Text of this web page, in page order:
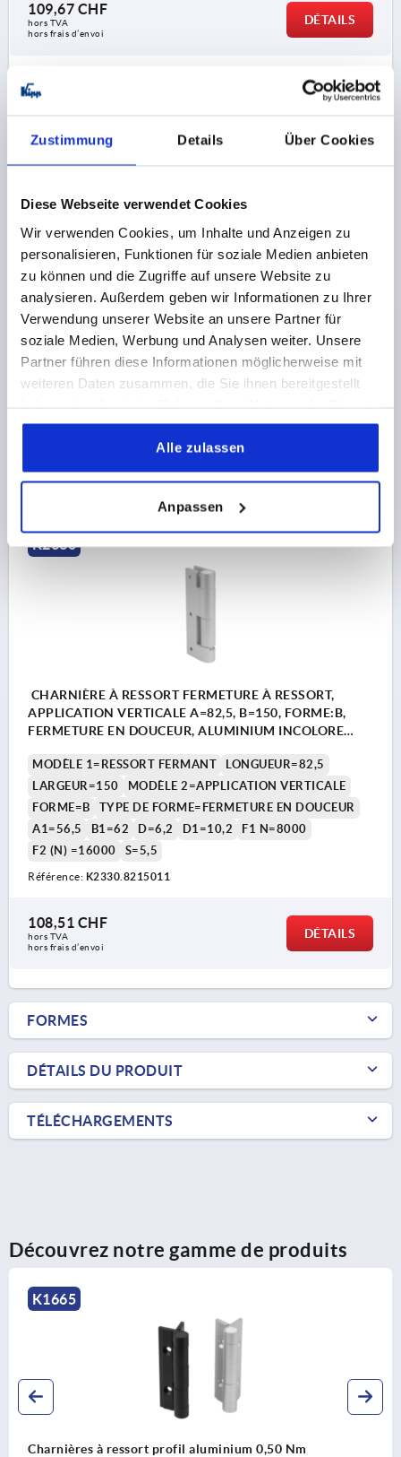
Zustimmung Details Über Cookies
Diese Webseite verwendet Cookies
Wir verwenden Cookies, um Inhalte und Anzeigen zu
personalisieren, Funktionen für soziale Medien anbieten
zu können und die Zugriffe auf unsere Website zu
analysieren. Außerdem geben wir Informationen zu Ihrer
Verwendung unserer Website an unsere Partner für
soziale Medien, Werbung und Analysen weiter. Unsere
Partner führen diese Informationen möglicherweise mit
weiteren Daten zusammen, die Sie ihnen bereitgestellt
gesammelt haben.
Alle zulassen
Anpassen
109,67 CHF
hors TVA
hors frais d’envoi
DÉTAILS
K2330
CHARNIÈRE À RESSORT FERMETURE À RESSORT,
APPLICATION HORIZONTALE A=82,5, B=150, FORME:B,
FERMETURE EN DOUCEUR, ALUMINIUM INCOLORE
ANODISÉ
MODÈLE 1=RESSORT FERMANT
LARGEUR=150
TYPE DE FORME=FERMETURE EN DOUCEUR
F1 N=8000
hors TVA
DÉTAILS
K2330
CHARNIÈRE À RESSORT FERMETURE À RESSORT,
APPLICATION VERTICALE A=82,5, B=150, FORME:B,
FERMETURE EN DOUCEUR, ALUMINIUM INCOLORE
MODÈLE 1=RESSORT FERMANT
LONGUEUR=82,5
LARGEUR=150
MODÈLE 2=APPLICATION VERTICALE
FORME=B
TYPE DE FORME=FERMETURE EN DOUCEUR
A1=56,5
B1=62 D=6,2 D1=10,2
F1 N=8000
F2 (N) =16000
S=5,5
Référence: K2330.8215011
108,51 CHF
hors TVA
hors frais d’envoi
DÉTAILS
FORMES
DÉTAILS DU PRODUIT
TÉLÉCHARGEMENTS
Découvrez notre gamme de produits
0,50 Nm Charnières à ressort